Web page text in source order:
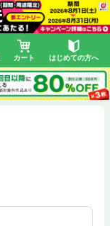
カート はじめての方へ